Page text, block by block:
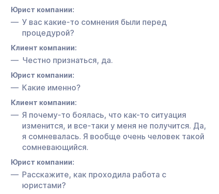
Юрист компании:
У вас какие-то сомнения были перед
процедурой?
Клиент компании:
Честно признаться, да.
Юрист компании:
Какие именно?
Клиент компании:
Я почему-то боялась, что как-то ситуация
изменится, и все-таки у меня не получится. Да,
я сомневалась. Я вообще очень человек такой
сомневающийся.
Юрист компании:
Расскажите, как проходила работа с
юристами?